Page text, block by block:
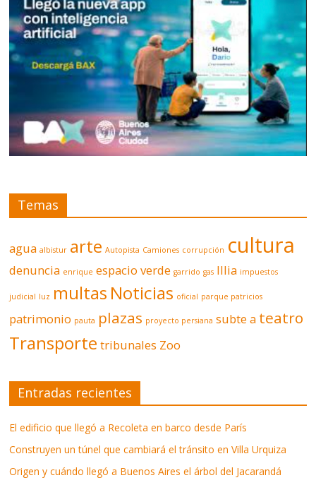
Temas
agua albistur arte Autopista Camiones corrupción cultura
denuncia enrique espacio verde garrido gas Illia impuestos
judicial luz multas Noticias oficial parque patricios
patrimonio pauta plazas proyecto persiana subte a teatro
Transporte tribunales Zoo
Entradas recientes
El edificio que llegó a Recoleta en barco desde París
Construyen un túnel que cambiará el tránsito en Villa Urquiza
Origen y cuándo llegó a Buenos Aires el árbol del Jacarandá